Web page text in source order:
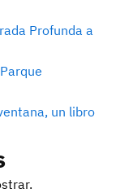
Profunda a
un libro